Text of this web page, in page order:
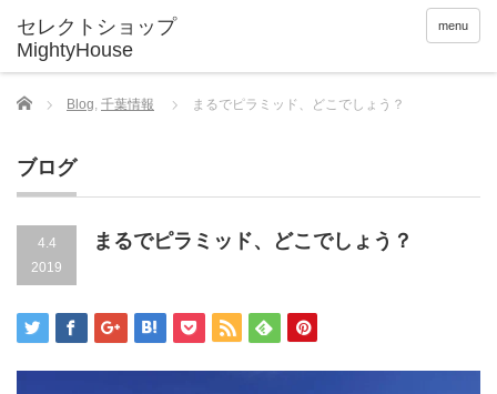
menu
Home Blog, 千葉情報 まるでピラミッド、どこでしょう？
ブログ
4.4
2019
まるでピラミッド、どこでしょう？